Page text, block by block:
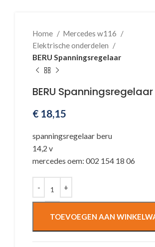
Home
Mercedes w116
Elektrische onderdelen
BERU Spanningsregelaar
BERU Spanningsregelaar
€ 18,15
spanningsregelaar beru
14,2 v
mercedes oem: 002 154 18 06
TOEVOEGEN AAN